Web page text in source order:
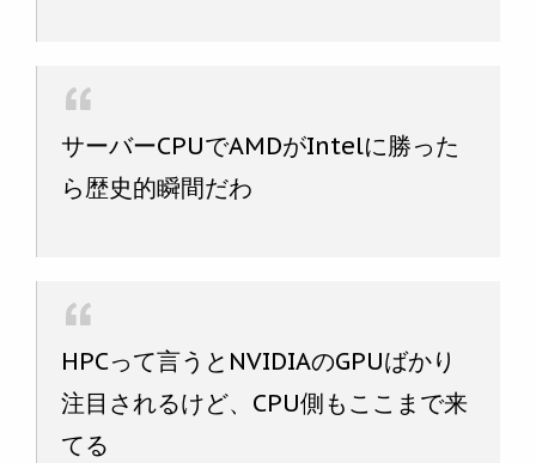
サーバーCPUでAMDがIntelに勝った
ら歴史的瞬間だわ
HPCって言うとNVIDIAのGPUばかり
注目されるけど、CPU側もここまで来
てる